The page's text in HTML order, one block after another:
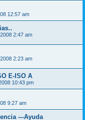
12:57 am
2:47 am
2:23 am
E-ISO A
10:43 pm
9:27 am
---Ayuda